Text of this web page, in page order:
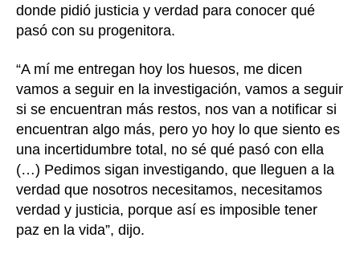
donde pidió justicia y verdad para conocer qué
pasó con su progenitora.
“A mí me entregan hoy los huesos, me dicen
vamos a seguir en la investigación, vamos a seguir
si se encuentran más restos, nos van a notificar si
encuentran algo más, pero yo hoy lo que siento es
una incertidumbre total, no sé qué pasó con ella
(…) Pedimos sigan investigando, que lleguen a la
verdad que nosotros necesitamos, necesitamos
verdad y justicia, porque así es imposible tener
paz en la vida”, dijo.